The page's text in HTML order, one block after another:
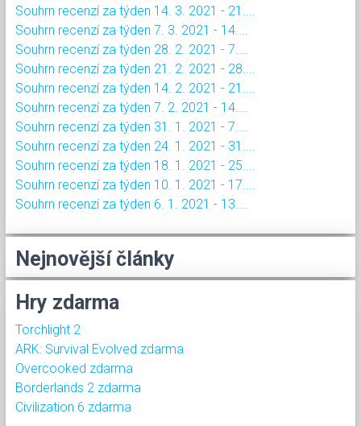
Souhrn recenzí za týden 14. 3. 2021 - 21....
Souhrn recenzí za týden 7. 3. 2021 - 14....
Souhrn recenzí za týden 28. 2. 2021 - 7....
Souhrn recenzí za týden 21. 2. 2021 - 28....
Souhrn recenzí za týden 14. 2. 2021 - 21....
Souhrn recenzí za týden 7. 2. 2021 - 14....
Souhrn recenzí za týden 31. 1. 2021 - 7....
Souhrn recenzí za týden 24. 1. 2021 - 31....
Souhrn recenzí za týden 18. 1. 2021 - 25....
Souhrn recenzí za týden 10. 1. 2021 - 17....
Souhrn recenzí za týden 6. 1. 2021 - 13....
Nejnovější články
Hry zdarma
Torchlight 2
ARK: Survival Evolved zdarma
Overcooked zdarma
Borderlands 2 zdarma
Civilization 6 zdarma